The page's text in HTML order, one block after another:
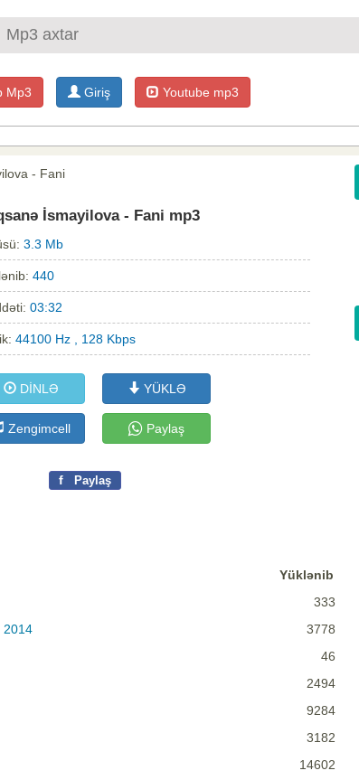
Mp3 Giriş Youtube mp3
- Fani
İsmayilova - Fani mp3
3.3 Mb
440
03:32
44100 Hz , 128 Kbps
DİNLƏ YÜKLƏ
Zengimcell Paylaş
f Paylaş
Yüklənib
333
2014
3778
46
2494
9284
3182
14602